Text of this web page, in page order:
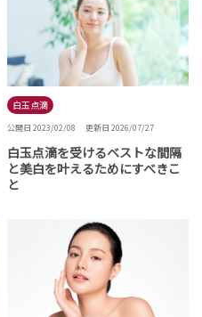
白玉点滴
公開日 2023/02/08 更新日 2026/07/27
白玉点滴を受けるベストな間隔
と美白を叶えるためにすべきこ
と